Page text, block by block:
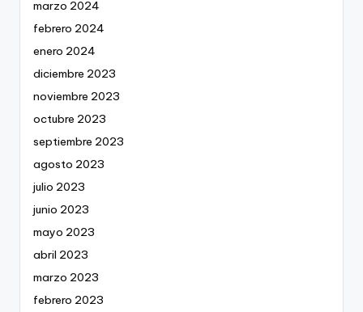
marzo 2024
febrero 2024
enero 2024
diciembre 2023
noviembre 2023
octubre 2023
septiembre 2023
agosto 2023
julio 2023
junio 2023
mayo 2023
abril 2023
marzo 2023
febrero 2023